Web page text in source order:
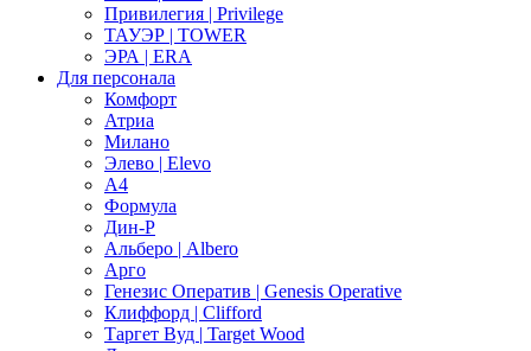
Привилегия | Privilege
ТАУЭР | TOWER
ЭРА | ERA
Для персонала
Комфорт
Атриа
Милано
Элево | Elevo
А4
Формула
Дин-Р
Альберо | Albero
Арго
Генезис Оператив | Genesis Operative
Клиффорд | Clifford
Таргет Вуд | Target Wood